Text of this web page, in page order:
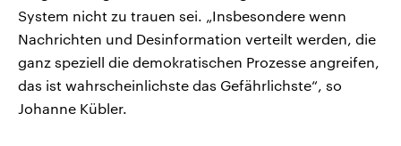
System nicht zu trauen sei. „Insbesondere wenn
Nachrichten und Desinformation verteilt werden, die
ganz speziell die demokratischen Prozesse angreifen,
das ist wahrscheinlichste das Gefährlichste“, so
Johanne Kübler.